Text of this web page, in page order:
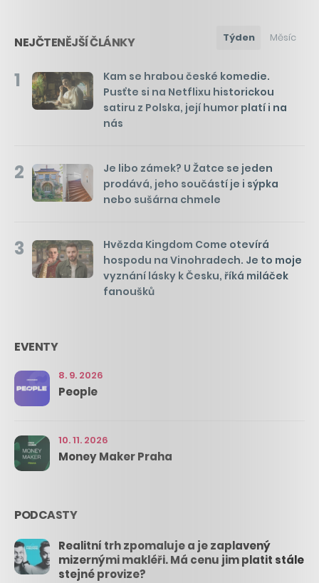
NEJČTENĚJŠÍ ČLÁNKY Týden Měsíc
1
Kam se hrabou české komedie.
Pusťte si na Netflixu historickou
satiru z Polska, její humor platí i na
nás
2
Je libo zámek? U Žatce se jeden
prodává, jeho součástí je i sýpka
nebo sušárna chmele
3
Hvězda Kingdom Come otevírá
hospodu na Vinohradech. Je to moje
vyznání lásky k Česku, říká miláček
fanoušků
EVENTY
8. 9. 2026
People
10. 11. 2026
Money Maker Praha
PODCASTY
Realitní trh zpomaluje a je zaplavený
mizernými makléři. Má cenu jim platit stále
stejné provize?